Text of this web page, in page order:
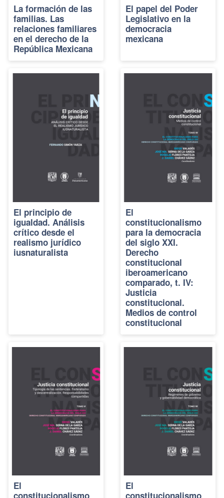
La formación de las
familias. Las
relaciones familiares
en el derecho de la
República Mexicana
El papel del Poder
Legislativo en la
democracia
mexicana
El principio de
igualdad. Análisis
crítico desde el
realismo jurídico
iusnaturalista
El
constitucionalismo
para la democracia
del siglo XXI.
Derecho
constitucional
iberoamericano
comparado, t. IV:
Justicia
constitucional.
Medios de control
constitucional
El
constitucionalismo
El
constitucionalismo